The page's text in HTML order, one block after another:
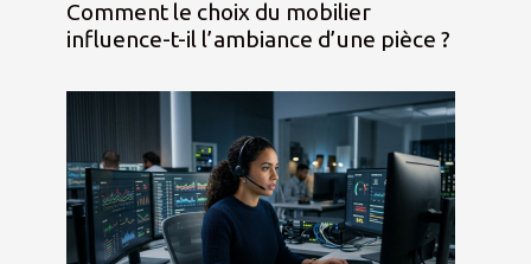
Comment le choix du mobilier
influence-t-il l’ambiance d’une pièce ?